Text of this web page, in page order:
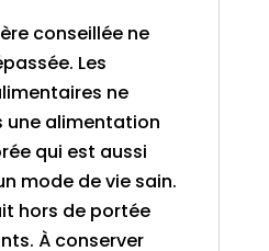
conseillée ne
Les
ne
une alimentation
qui est aussi
mode de vie sain.
hors de portée
À conserver